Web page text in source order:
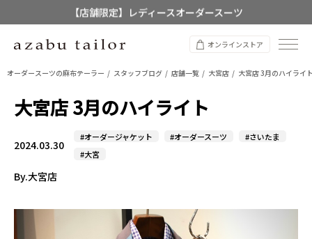
【店舗限定】レディースオーダースーツ
8/12~8/16 夏季休業のお知らせ
オンラインストア
オーダースーツの麻布テーラー スタッフブログ 店舗一覧 大宮店 大宮店 3月のハイライ
大宮店 3月のハイライト
2024.03.30
#オーダージャケット #オーダースーツ
#さいたま
#大宮
By.大宮店